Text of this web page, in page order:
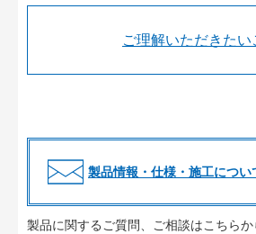
ご理解いただきたい
製品情報・仕様・施工につい
製品に関するご質問、ご相談はこちら